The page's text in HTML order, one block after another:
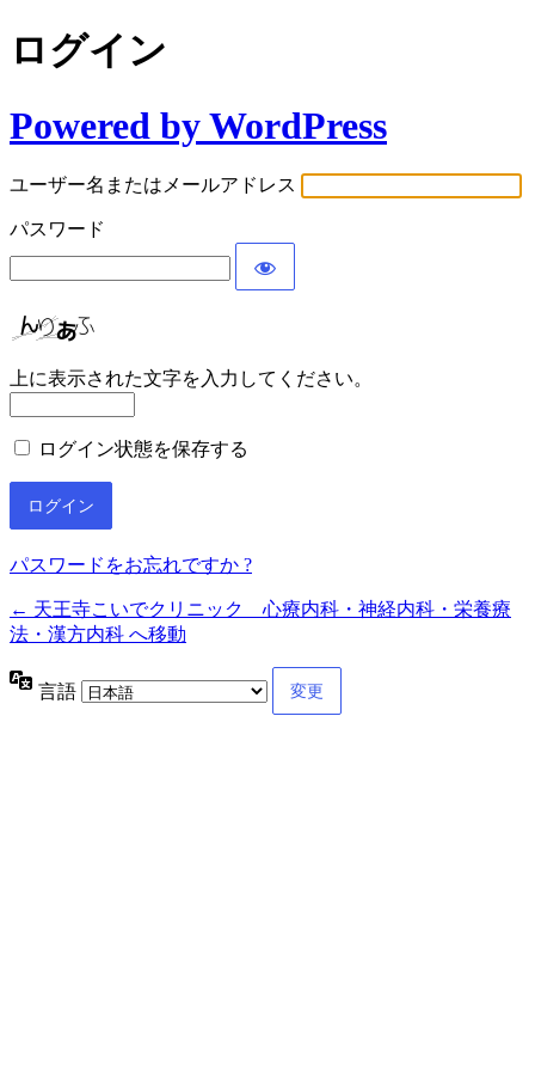
ログイン
Powered by WordPress
ユーザー名またはメールアドレス
パスワード
上に表示された文字を入力してください。
ログイン状態を保存する
パスワードをお忘れですか ?
← 天王寺こいでクリニック 心療内科・神経内科・栄養療
法・漢方内科 へ移動
言語